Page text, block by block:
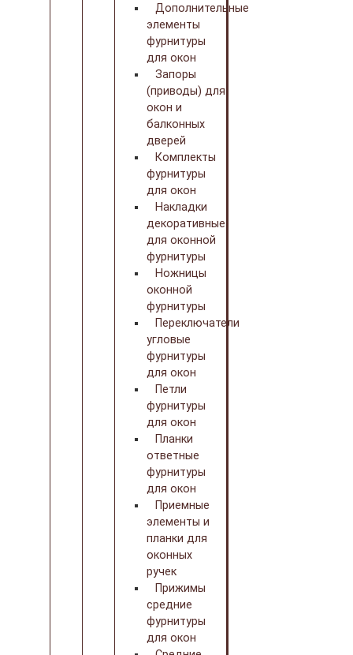
Дополнительные
элементы
фурнитуры
для окон
Запоры
(приводы) для
окон и
балконных
дверей
Комплекты
фурнитуры
для окон
Накладки
декоративные
для оконной
фурнитуры
Ножницы
оконной
фурнитуры
Переключатели
угловые
фурнитуры
для окон
Петли
фурнитуры
для окон
Планки
ответные
фурнитуры
для окон
Приемные
элементы и
планки для
оконных
ручек
Прижимы
средние
фурнитуры
для окон